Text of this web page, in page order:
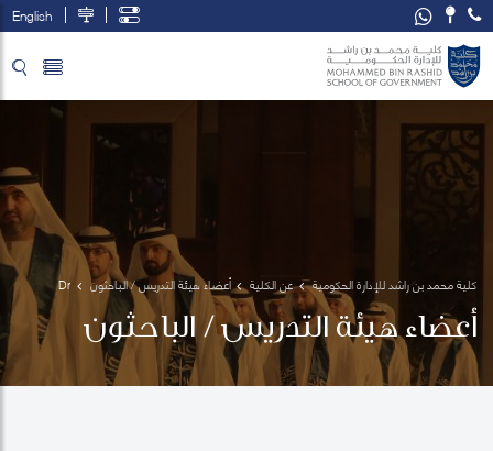
English
كلية محمد بن راشد للإدارة الحكومية عن الكلية أعضاء هيئة التدريس / الباحثون
Dr
Victor
Pineda
أعضاء هيئة التدريس / الباحثون